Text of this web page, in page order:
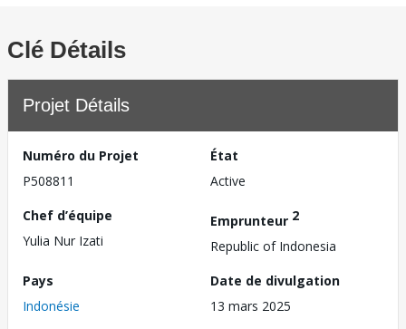
Clé Détails
Projet Détails
Numéro du Projet
P508811
État
Active
Chef d’équipe
Yulia Nur Izati
Emprunteur 2
Republic of Indonesia
Pays
Indonésie
Date de divulgation
13 mars 2025